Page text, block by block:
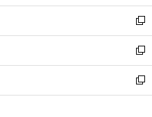
開
く
ウ
で
開
く
ン
ド
ウ
で
開
く
ウ
ィ
ン
ド
ウ
で
開
し
い
ウ
ィ
ン
ド
ウ
新
し
い
ウ
ィ
ン
新
し
い
ウ
新
し